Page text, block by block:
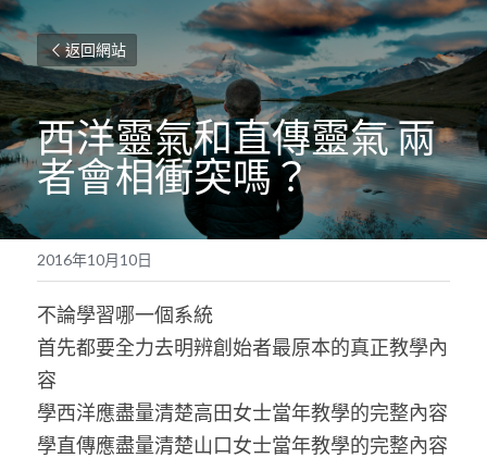
返回網站
西洋靈氣和直傳靈氣 兩
者會相衝突嗎？
2016年10月10日
不論學習哪一個系統
首先都要全力去明辨創始者最原本的真正教學內
容
學西洋應盡量清楚高田女士當年教學的完整內容
學直傳應盡量清楚山口女士當年教學的完整內容